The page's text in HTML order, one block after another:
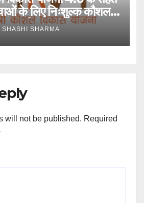
के लिए निःशुल्क कौशल
आमंत्रित
SHASHI SHARMA
will not be published. Required